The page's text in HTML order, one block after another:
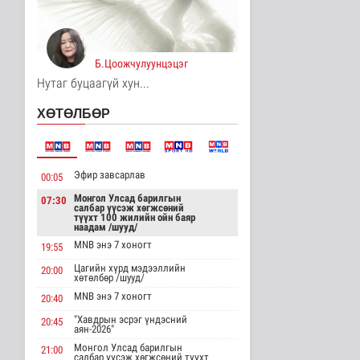
МҮОНРТ-ийн Үндэсний
зөвлөлийн даргаар
Н.Монсор д..
Нийгэм
8 цаг 44 минутын өмнө
хувийн тариф но..
Дэлхийд
8 цаг 49 минутын өмнө
6000 гаруй километр
зам туул..
Байгаль орчин
8 цаг 53 минутын өмнө
"ДЦС-3” ТӨХК-ийн нэн
шаардлагатай
“Турбингенерат..
8 цаг 7 минутын өмнө
“Цааснаас чөлөөлье”
Б.Цоожчулуунцэцэг
Нутаг буцаагүй хун...
ХӨТӨЛБӨР
00:05 Эфир завсарлав
07:30
Монгол Улсад барилгын
салбар үүсэж хөгжсөний
түүхт 100 жилийн ойн баяр
наадам /шууд/
19:55
MNB энэ 7 хоногт
20:00
Цагийн хүрд мэдээллийн
хөтөлбөр /шууд/
20:40
MNB энэ 7 хоногт
20:45
"Хавдрын эсрэг үндэсний
аян-2026"
21:00
Монгол Улсад барилгын
салбар үүсэж хөгжсөний түүхт